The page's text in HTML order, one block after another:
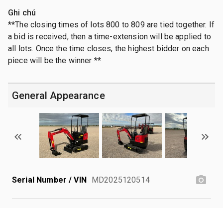
Ghi chú
**The closing times of lots 800 to 809 are tied together. If
a bid is received, then a time-extension will be applied to
all lots. Once the time closes, the highest bidder on each
piece will be the winner **
General Appearance
Serial Number / VIN MD2025120514